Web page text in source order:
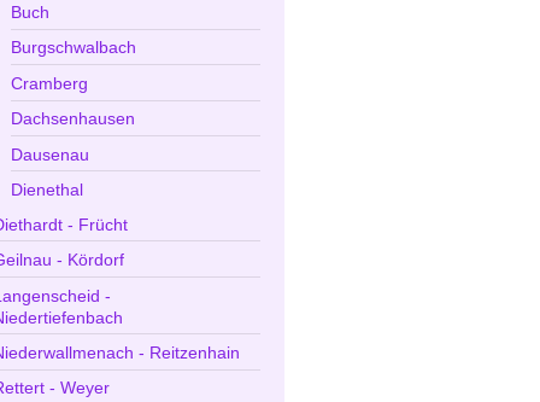
Buch
Burgschwalbach
Cramberg
Dachsenhausen
Dausenau
Dienethal
- Frücht
- Kördorf
-
- Reitzenhain
- Weyer